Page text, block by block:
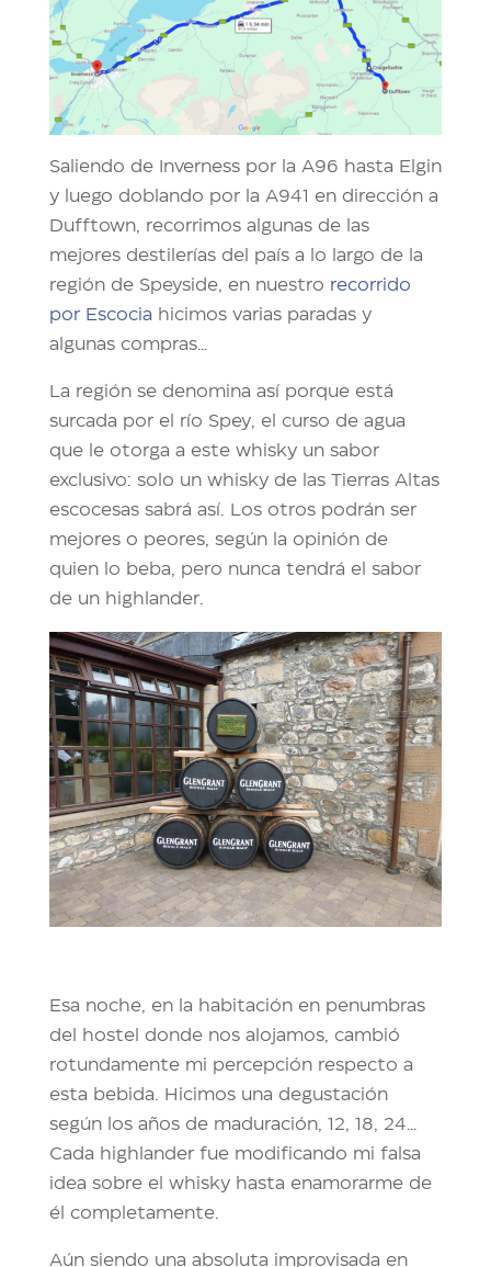
Saliendo de Inverness por la A96 hasta Elgin
y luego doblando por la A941 en dirección a
Dufftown, recorrimos algunas de las
mejores destilerías del país a lo largo de la
región de Speyside, en nuestro recorrido
por Escocia hicimos varias paradas y
algunas compras…
La región se denomina así porque está
surcada por el río Spey, el curso de agua
que le otorga a este whisky un sabor
exclusivo: solo un whisky de las Tierras Altas
escocesas sabrá así. Los otros podrán ser
mejores o peores, según la opinión de
quien lo beba, pero nunca tendrá el sabor
de un highlander.
Esa noche, en la habitación en penumbras
del hostel donde nos alojamos, cambió
rotundamente mi percepción respecto a
esta bebida. Hicimos una degustación
según los años de maduración, 12, 18, 24…
Cada highlander fue modificando mi falsa
idea sobre el whisky hasta enamorarme de
él completamente.
Aún siendo una absoluta improvisada en